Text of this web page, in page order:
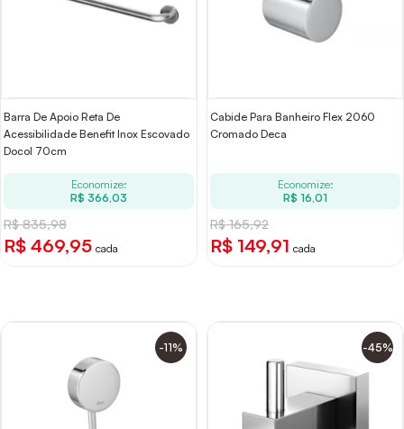
Barra De Apoio Reta De
Acessibilidade Benefit Inox Escovado
Docol 70cm
Economize:
R$ 366,03
R$ 835,98
R$ 469,95 cada
Cabide Para Banheiro Flex 2060
Cromado Deca
Economize:
R$ 16,01
R$ 165,92
R$ 149,91 cada
-11% -45%